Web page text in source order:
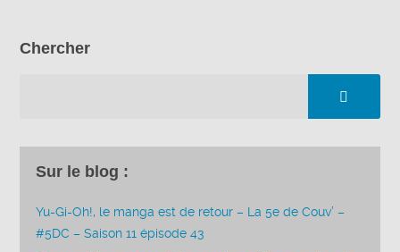
Chercher
Sur le blog :
Yu-Gi-Oh!, le manga est de retour – La 5e de Couv’ –
#5DC – Saison 11 épisode 43